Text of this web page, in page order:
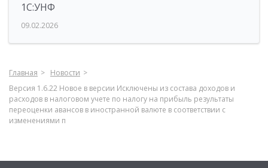
1С:УНФ
09.02.2026
Главная
Новости
Версия 1.6.22 Новое в версии Исключены из состава доходов и
расходов в налоговом учете по налогу на прибыль результаты
переоценки авансов в иностранной валюте в соответствии с
изменениями п